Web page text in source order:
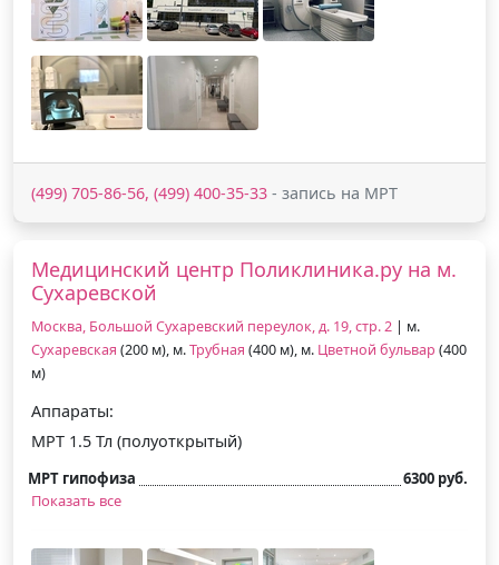
(499) 705-86-56, (499) 400-35-33 - запись на МРТ
Медицинский центр Поликлиника.ру на м.
Сухаревской
Москва, Большой Сухаревский переулок, д. 19, стр. 2 | м.
Сухаревская (200 м), м.Трубная (400 м), м. Цветной бульвар (400
м)
Аппараты:
МРТ 1.5 Тл (полуоткрытый)
МРТ гипофиза
6300 руб.
Показать все